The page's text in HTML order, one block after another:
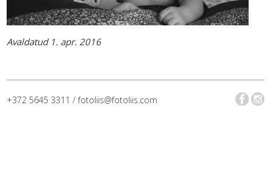
Avaldatud 1. apr. 2016
+372 5645 3311 / fotoliis@fotoliis.com